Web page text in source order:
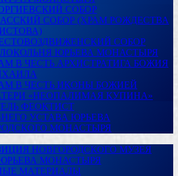
СОБОР
СОБОР (ХРАМ РОЖДЕСТВА
СОБОР
ЮРЬЕВА МОНАСТЫРЯ
В ЧЕСТЬ АРХИСТРАТИГА БОЖИЯ
В ЧЕСТЬ ИКОНЫ БОЖИЕЙ
«НЕОПАЛИМАЯ КУПИНА»
ФЕОКТИСТ
УСТАВА ЮРЬЕВА
МОНАСТЫРЯ
НОВГОРОДСКОГО МУЗЕЯ
МОНАСТЫРЯ
МАТЕРИАЛЫ